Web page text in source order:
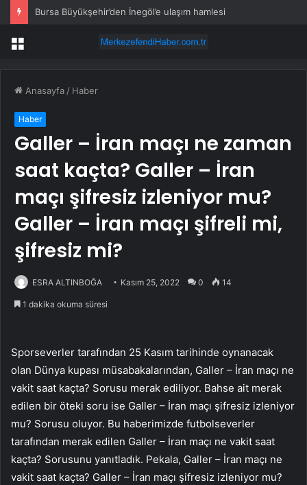
Bursa Büyükşehir’den İnegöl’e ulaşım hamlesi
Menü
Anasayfa / Haber
Haber
Galler – İran maçı ne zaman
saat kaçta? Galler – İran
maçı şifresiz izleniyor mu?
Galler – İran maçı şifreli mi,
şifresiz mi?
ESRA ALTINBOĞA Kasım 25, 2022 0 14
1 dakika okuma süresi
Sporseverler tarafından 25 Kasım tarihinde oynanacak
olan Dünya kupası müsabakalarından, Galler – İran maçı ne
vakit saat kaçta? Sorusu merak ediliyor. Bahse ait merak
edilen bir öteki soru ise Galler – İran maçı şifresiz izleniyor
mu? Sorusu oluyor. Bu haberimizde futbolseverler
tarafından merak edilen Galler – İran maçı ne vakit saat
kaçta? Sorusunu yanıtladık. Pekala, Galler – İran maçı ne
vakit saat kaçta? Galler – İran maçı şifresiz izleniyor mu?